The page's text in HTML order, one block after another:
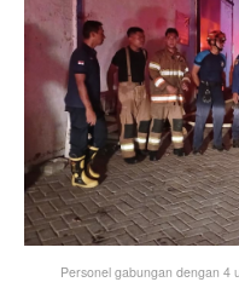
Personel gabungan dengan 4